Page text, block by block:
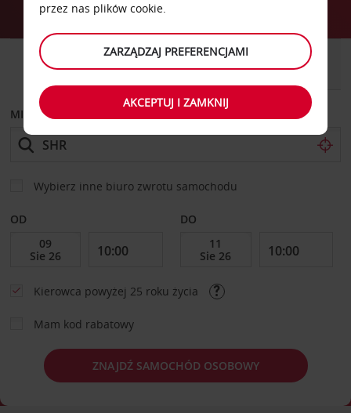
SAMOCHÓD
SAMOCHÓD
DOSTAWCZY
MIEJSCE ODBIORU
Wybierz inne biuro zwrotu samochodu
OD DO
Kierowca powyżej 25 roku życia
Mam kod rabatowy
ZNAJDŹ SAMOCHÓD OSOBOWY
przez nas plików cookie.
ZARZĄDZAJ PREFERENCJAMI
AKCEPTUJ I ZAMKNIJ